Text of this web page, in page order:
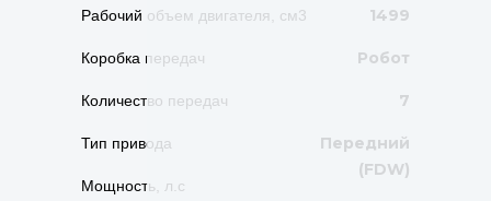
Рабочий объем двигателя, см3
Коробка передач
Количество передач
1499
Робот
7
Тип привода
Мощность, л.с
Передний
(FDW)